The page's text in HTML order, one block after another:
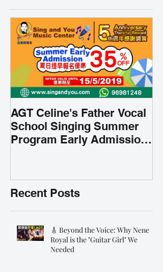
AGT Celine's Father Vocal
School Singing Summer
Program Early Admission
Recent Posts
🎸 Beyond the Voice: Why Nene
Royal is the "Guitar Girl" We
Needed